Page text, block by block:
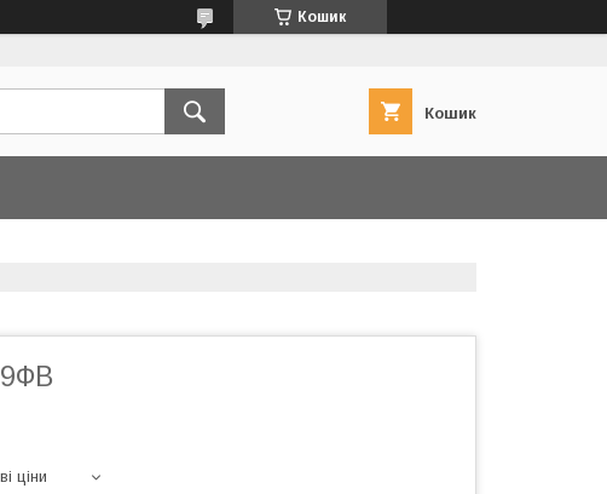
Кошик
Кошик
ціни